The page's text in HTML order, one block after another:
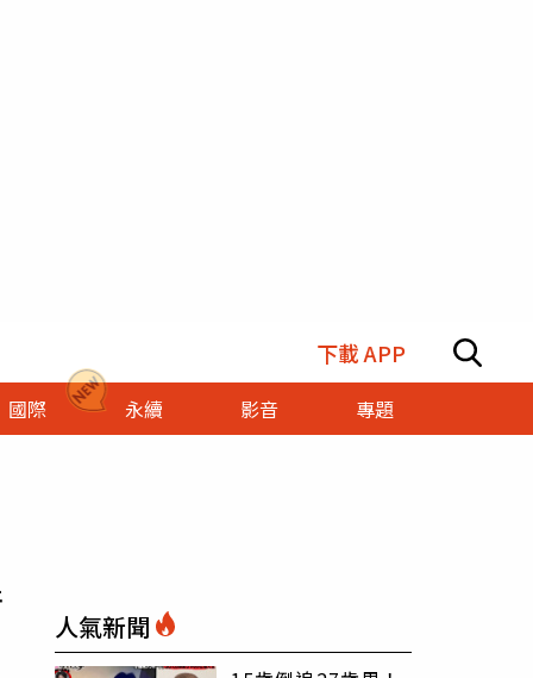
下載 APP
國際 永續 影音 專題
人氣新聞